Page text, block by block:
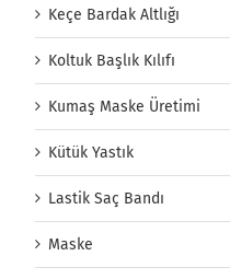
Keçe Bardak Altlığı
Koltuk Başlık Kılıfı
Kumaş Maske Üretimi
Kütük Yastık
Lastik Saç Bandı
Maske